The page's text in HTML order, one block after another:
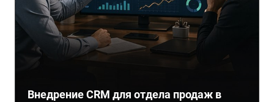
Внедрение CRM для отдела продаж в